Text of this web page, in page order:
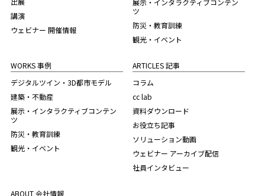
講演
ウェビナー 開催情報
WORKS 事例
デジタルツイン・3D都市モデル
建築・不動産
展示・インタラクティブコンテン
ツ
防災・教育訓練
観光・イベント
展示・インタラクティブコンテン
ツ
防災・教育訓練
観光・イベント
ARTICLES 記事
コラム
cc lab
資料ダウンロード
お役立ち記事
ソリューション動画
ウェビナー アーカイブ配信
社員インタビュー
ABOUT 会社情報